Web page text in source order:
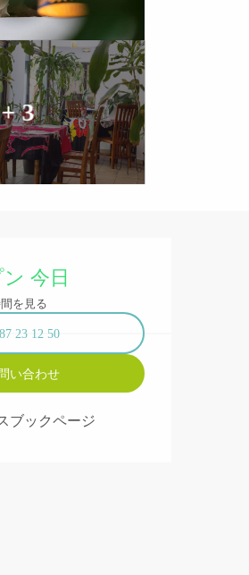
+ 3
絡先
今日
を見る
23 12 50
い合わせ
ブックページ